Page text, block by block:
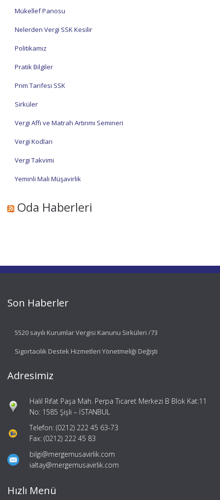
Mükellef Panosu
Nelerden Vergi SSK Kesilir
Politikamız
Pratik Bilgiler
Prim Tarifesi SSK
Sirküler
Vergi Affı ve Matrah Artırımı Semineri
Vergi Kodları
Vergi Takvimi
Yeminli Mali Müşavirlik
Oda Haberleri
Son Haberler
5520 sayılı Kurumlar Vergisi Kanunu Sirküleri /73
Sigortacılık Destek Hizmetleri Yönetmeliği Değişti
Adresimiz
Halil Rıfat Paşa Mah. Perpa Ticaret Merkezi B Blok Kat:11
No: 1585 Şişli – İSTANBUL
Telefon: (0212) 222 45 63-73
Fax: (0212) 222 45 83
bilgi@mergemusavirlik.com
ialtay@mergemusavirlik.com
Hızlı Menü